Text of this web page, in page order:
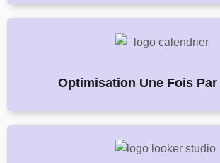
Optimisation Une Fois Par